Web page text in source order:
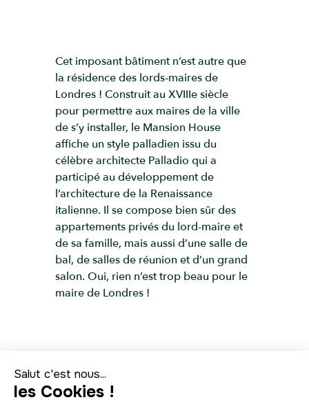
Cet imposant bâtiment n’est autre que
la résidence des lords-maires de
Londres ! Construit au XVIIIe siècle
pour permettre aux maires de la ville
de s’y installer, le Mansion House
affiche un style palladien issu du
célèbre architecte Palladio qui a
participé au développement de
l’architecture de la Renaissance
italienne. Il se compose bien sûr des
appartements privés du lord-maire et
de sa famille, mais aussi d’une salle de
bal, de salles de réunion et d’un grand
salon. Oui, rien n’est trop beau pour le
maire de Londres !